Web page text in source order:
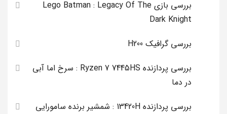
بررسی بازی Lego Batman : Legacy Of The
Dark Knight
بررسی گرافیک H200
بررسی پردازنده Ryzen 7 7445HS : سرخ اما آبی
در دما
بررسی پردازنده 13420H : شمشیر برنده سامورایی